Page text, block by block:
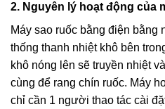
2. Nguyên lý hoạt động của
Máy sao ruốc bằng điện bằng
thống thanh nhiệt khô bên
khô nóng lên sẽ truyền nhiệt
cùng để rang chín ruốc. Máy
chỉ cần 1 người thao tác cài